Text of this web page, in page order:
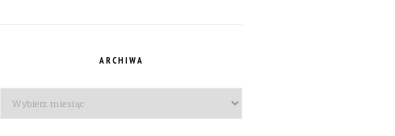
ARCHIWA
Archiwa